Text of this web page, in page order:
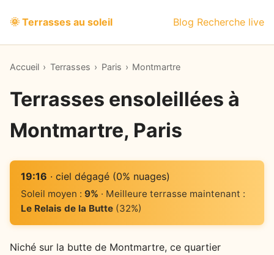
🌞 Terrasses au soleil Blog Recherche live
Accueil › Terrasses › Paris › Montmartre
Terrasses ensoleillées à
Montmartre, Paris
19:16 · ciel dégagé (0% nuages)
Soleil moyen : 9% · Meilleure terrasse maintenant :
Le Relais de la Butte(32%)
Niché sur la butte de Montmartre, ce quartier